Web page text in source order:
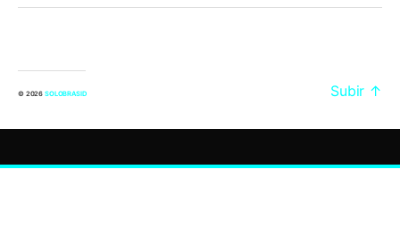
© 2026 SOLOBRASID Subir ↑